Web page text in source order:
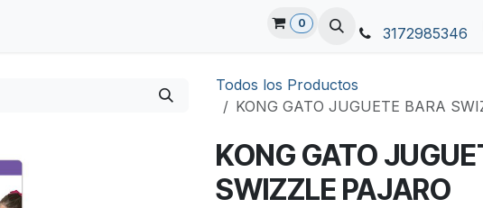
0
3172985346
Todos los Productos
KONG GATO JUGUETE BARA
KONG GATO
SWIZZLE PAJARO